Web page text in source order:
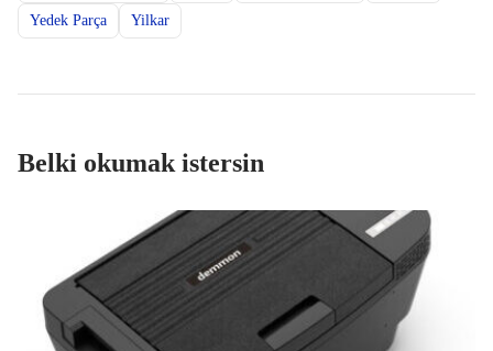
Yedek Parça Yilkar
Belki okumak istersin